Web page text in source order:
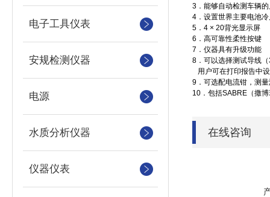
电子工具仪表
安规检测仪器
电源
水质分析仪器
仪器仪表
3 ．能够自动检测车辆
4 ．设置世界主要电池
5 ．4 × 20背光显示屏
6 ．高可靠性柔性按键
7 ．仪器具有升级功能
8 ．可以选择测试导线
用户可在打印报告中
9 ．可选配电流钳，测
10 ．包括SABRE（撒
在线咨询